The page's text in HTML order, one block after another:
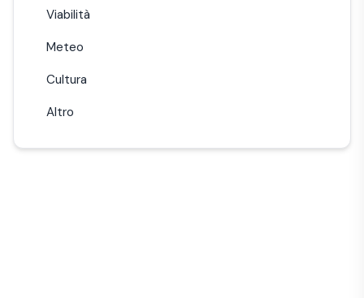
Viabilità
Meteo
Cultura
Altro